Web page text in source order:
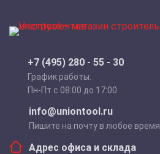
+7 (495) 280 - 55 - 30
График работы:
Пн-Пт с 08:00 до 17:00
info@uniontool.ru
Пишите на почту в любое время
Адрес офиса и склада